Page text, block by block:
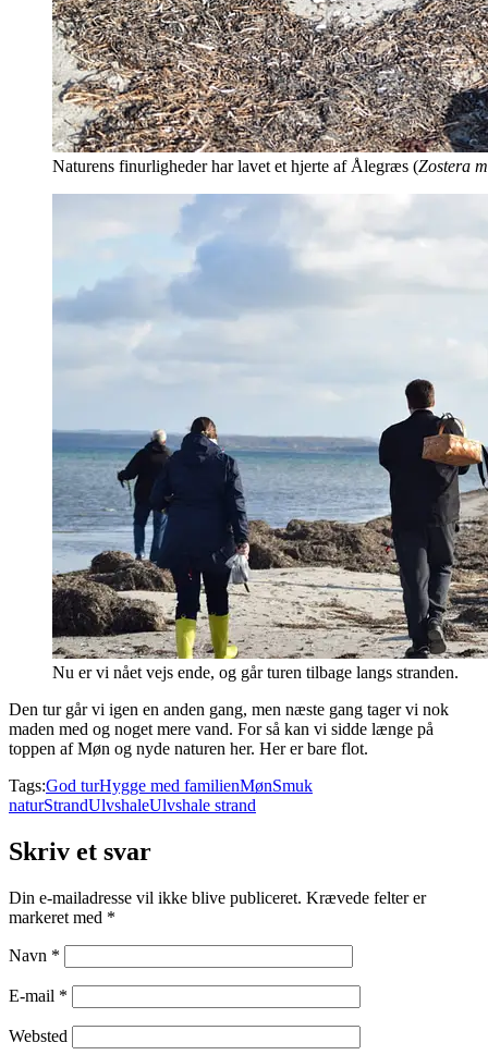
Naturens finurligheder har lavet et hjerte af Ålegræs (Zostera
Nu er vi nået vejs ende, og går turen tilbage langs stranden.
Den tur går vi igen en anden gang, men næste gang tager vi nok
maden med og noget mere vand. For så kan vi sidde længe på
toppen af Møn og nyde naturen her. Her er bare flot.
Tags:God turHygge med familienMønSmuk
naturStrandUlvshaleUlvshale strand
Skriv et svar
Din e-mailadresse vil ikke blive publiceret. Krævede felter er
markeret med *
Navn *
E-mail *
Websted